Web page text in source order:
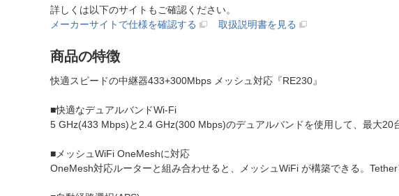
詳しくは以下のサイトもご確認ください。
メーカーサイトで仕様を確認する
取扱説明書を見る
商品の特徴
快適スピードの中継器433+300Mbps メッシュ対応『RE230』
■快適なデュアルバンドWi-Fi
5 GHz(433 Mbps)と2.4 GHz(300 Mbps)のデュアルバンドを使用して、最大20
■メッシュWiFi OneMeshに対応
OneMesh対応ルーターと組み合わせると、メッシュWiFi が構築できる。